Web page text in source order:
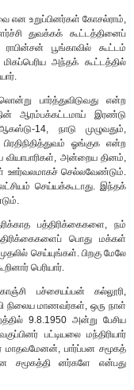
என உறுப்பினர்கள் கோசல்ராம்,
துவக்கக் கூட்டத்தினைப்
பூங்காவில் கூட்டம்
அந்தக் கூட்டத்தில்
பார்த்துவிடுவது என்ற
ஆரம்பக்கட்டமாய் இரண்டு
14, நாடு முழுவதும்,
ஓங்குக என்ற
அன்றைய தினம்,
ஊர்வலமாகச் செல்லவேண்டும்.
செய்யக்கூடாது. இந்தக்
பத்திரிக்கைகளை, நம்
பொது மக்கள்
செய்யுங்கள். பிறகு மேலே
பெரியார்.
பச்சையப்பன் கல்லூரி,
நிலைய மாணவர்கள், ஒரு நாள்
9.8.1950 அன்று பேசிய
பட்டியலை மந்திரியார்
மாதவமேனன், பார்ப்பன சமூகத்
சமூகத்தி னர்களே என்பது